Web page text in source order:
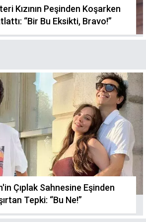
Kızının Peşinden Koşarken
“Bir Bu Eksikti, Bravo!”
Çıplak Sahnesine Eşinden
Tepki: “Bu Ne!”